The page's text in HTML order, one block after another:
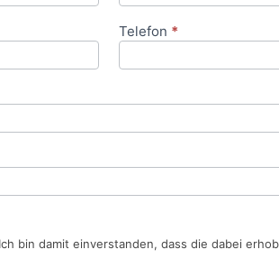
Telefon *
bin damit einverstanden, dass die dabei